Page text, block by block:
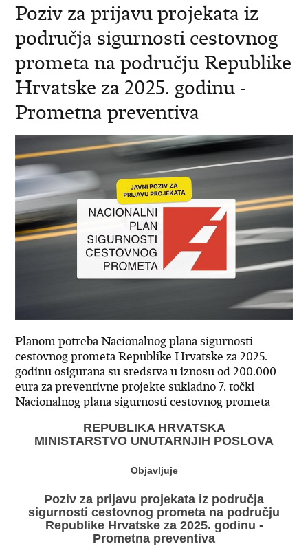
Poziv za prijavu projekata iz
područja sigurnosti cestovnog
prometa na području Republike
Hrvatske za 2025. godinu -
Prometna preventiva
Planom potreba Nacionalnog plana sigurnosti
cestovnog prometa Republike Hrvatske za 2025.
godinu osigurana su sredstva u iznosu od 200.000
eura za preventivne projekte sukladno 7. točki
Nacionalnog plana sigurnosti cestovnog prometa
REPUBLIKA HRVATSKA
MINISTARSTVO UNUTARNJIH POSLOVA
Objavljuje
Poziv za prijavu projekata iz područja
sigurnosti cestovnog prometa na području
Republike Hrvatske za 2025. godinu -
Prometna preventiva